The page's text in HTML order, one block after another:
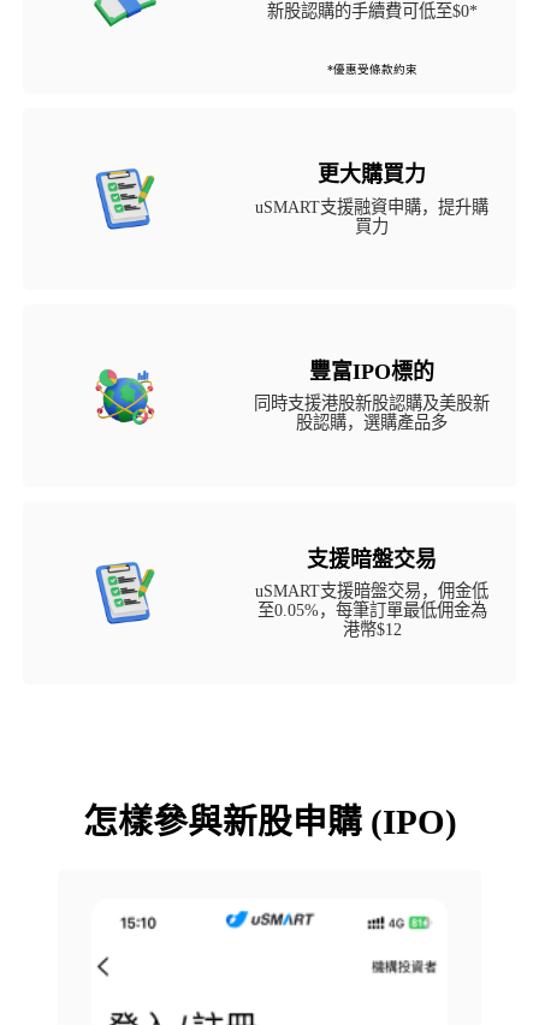
新股認購的手續費可低至$0*
*優惠受條款約束
更大購買力
uSMART支援融資申購，提升購
買力
豐富IPO標的
同時支援港股新股認購及美股新
股認購，選購產品多
支援暗盤交易
uSMART支援暗盤交易，佣金低
至0.05%，每筆訂單最低佣金為
港幣$12
怎樣參與新股申購 (IPO)